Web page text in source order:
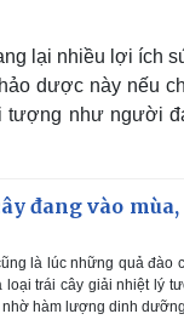
lại nhiều lợi ích
dược này nếu
như người
đang vào
là lúc những quả
loại trái cây giải nhiệt lý
hàm lượng dinh